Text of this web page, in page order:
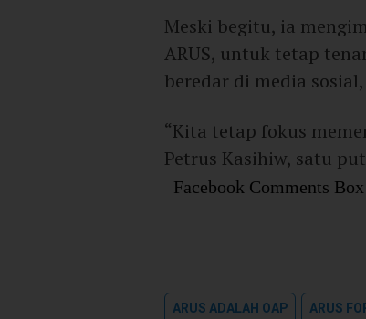
Meski begitu, ia
ARUS, untuk tetap
beredar di media
“Kita tetap fokus
Petrus Kasihiw, satu
Facebook Comments Box
ARUS ADALAH OAP ARUS